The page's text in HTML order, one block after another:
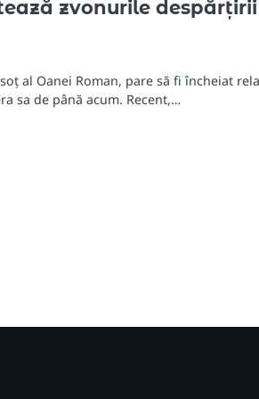
zvonurile despărțirii
al Oanei Roman, pare să fi încheiat
sa de până acum. Recent,…